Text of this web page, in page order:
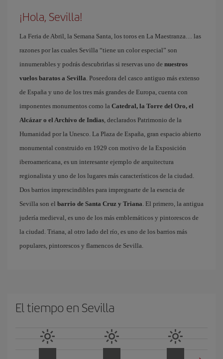
¡Hola, Sevilla!
La Feria de Abril, la Semana Santa, los toros en La Maestranza… las
razones por las cuales Sevilla “tiene un color especial” son
innumerables y podrás descubrirlas si reservas uno de nuestros
vuelos baratos a Sevilla. Poseedora del casco antiguo más extenso
de España y uno de los tres más grandes de Europa, cuenta con
imponentes monumentos como la Catedral, la Torre del Oro, el
Alcázar o el Archivo de Indias, declarados Patrimonio de la
Humanidad por la Unesco. La Plaza de España, gran espacio abierto
monumental construido en 1929 con motivo de la Exposición
iberoamericana, es un interesante ejemplo de arquitectura
regionalista y uno de los lugares más característicos de la ciudad.
Dos barrios imprescindibles para impregnarte de la esencia de
Sevilla son el barrio de Santa Cruz y Triana. El primero, la antigua
judería medieval, es uno de los más emblemáticos y pintorescos de
la ciudad. Triana, al otro lado del río, es uno de los barrios más
populares, pintorescos y flamencos de Sevilla.
El tiempo en Sevilla